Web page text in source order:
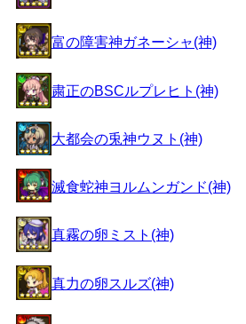
富の障害神ガネーシャ(神)
粛正のBSCルプレヒト(神)
大都会の兎神ウヌト(神)
滅食蛇神ヨルムンガンド(神)
真霧の卵ミスト(神)
真力の卵スルズ(神)